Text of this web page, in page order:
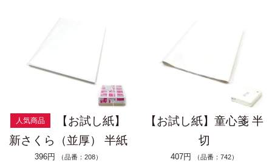
人気商品
【お試し紙】
新さくら（並厚） 半紙
396円 （品番：208）
【お試し紙】童心箋 半
切
407円 （品番：742）